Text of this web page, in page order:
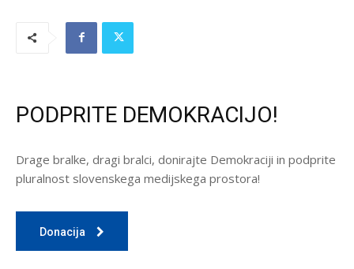
PODPRITE DEMOKRACIJO!
Drage bralke, dragi bralci, donirajte Demokraciji in podprite
pluralnost slovenskega medijskega prostora!
Donacija